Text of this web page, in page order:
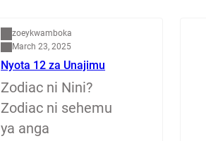
zoeykwamboka
March 23, 2025
Nyota 12 za Unajimu
Zodiac ni Nini?
Zodiac ni sehemu
ya anga